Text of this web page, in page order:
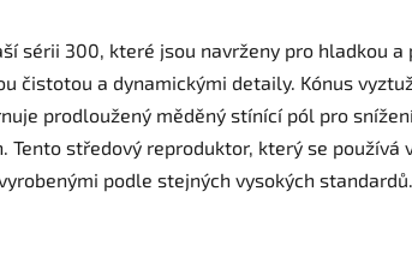
sérii 300, které jsou navrženy pro hladkou a
čistotou a dynamickými detaily. Kónus
prodloužený měděný stínící pól pro
středový reproduktor, který se používá
podle stejných vysokých standardů.